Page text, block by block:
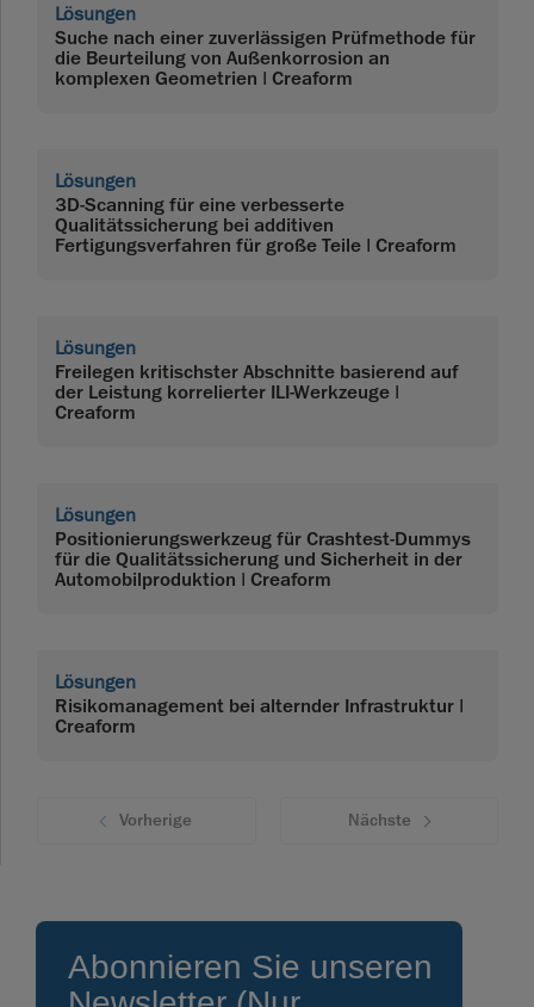
Lösungen
Suche nach einer zuverlässigen Prüfmethode für
die Beurteilung von Außenkorrosion an
komplexen Geometrien | Creaform
Lösungen
3D-Scanning für eine verbesserte
Qualitätssicherung bei additiven
Fertigungsverfahren für große Teile | Creaform
Lösungen
Freilegen kritischster Abschnitte basierend auf
der Leistung korrelierter ILI-Werkzeuge |
Creaform
Lösungen
Positionierungswerkzeug für Crashtest-Dummys
für die Qualitätssicherung und Sicherheit in der
Automobilproduktion | Creaform
Lösungen
Risikomanagement bei alternder Infrastruktur |
Creaform
Vorherige Nächste